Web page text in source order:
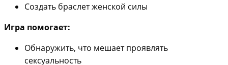
Создать браслет женской силы
Игра помогает:
Обнаружить, что мешает проявлять
сексуальность